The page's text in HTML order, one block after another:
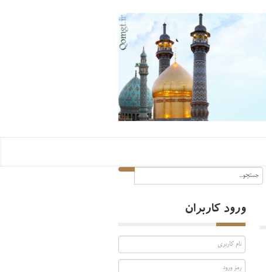
ورود کاربران